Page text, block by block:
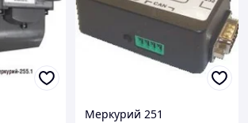
Меркурий 251